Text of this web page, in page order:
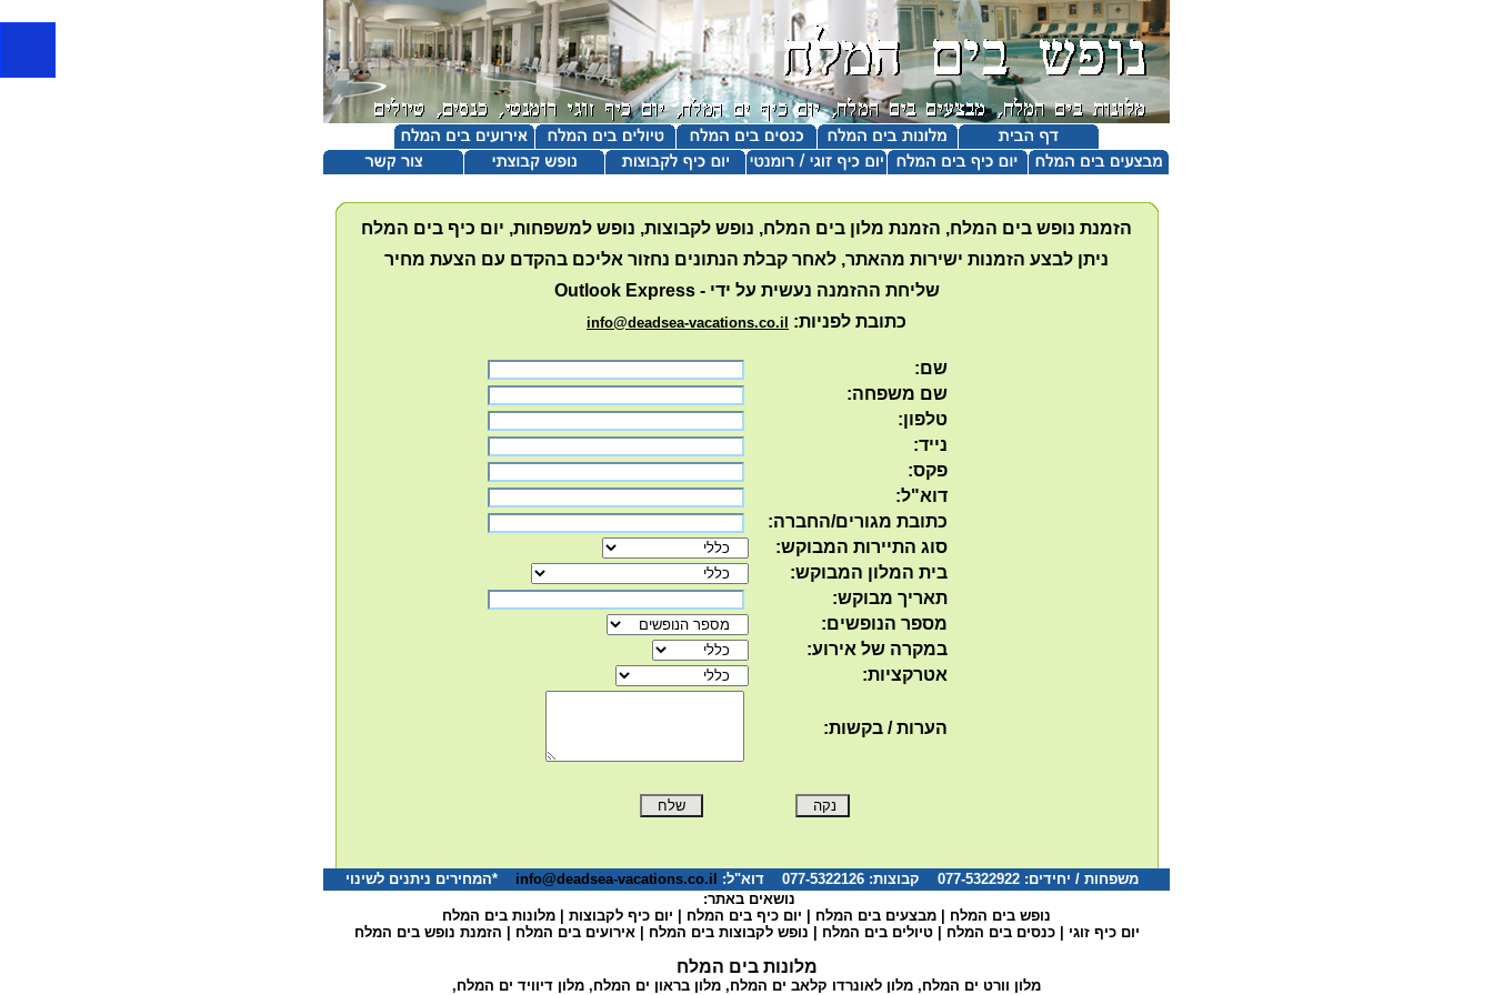
הזמנת נופש בים המלח, הזמנת מלון בים המלח, נופש לקבוצות, נופש למשפחות, יום כיף בים המלח
ניתן לבצע הזמנות ישירות מהאתר, לאחר קבלת הנתונים נחזור אליכם בהקדם עם הצעת מחיר
שליחת ההזמנה נעשית על ידי - Outlook Express
כתובת לפניות:
info@deadsea-vacations.co.il
שם:
שם משפחה:
טלפון:
נייד:
פקס:
דוא"ל:
כתובת מגורים/החברה:
סוג התיירות המבוקש:
בית המלון המבוקש:
תאריך מבוקש:
מספר הנופשים:
במקרה של אירוע:
אטרקציות:
הערות / בקשות:
משפחות / יחידים: 077-5322922 קבוצות: 077-5322126 דוא"ל: info@deadsea-vacations.co.il *המחירים ניתנים לשינוי
נושאים באתר:
נופש בים המלח
מבצעים בים המלח יום כיף בים המלח יום כיף לקבוצות
מלונות בים המלח
יום כיף זוגי |כנסים בים המלח |טיולים בים המלח נופש לקבוצות בים המלח |אירועים בים המלח הזמנת נופש בים המלח
מלונות בים המלח
מלון וורט ים המלח, מלון לאונרדו קלאב ים המלח, מלון בראון ים המלח, מלון דיוויד ים המלח,